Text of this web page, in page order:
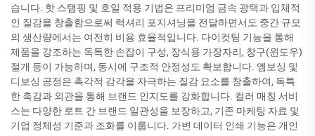
습니다. 핫 스탬핑 및 호일 적용 기법은 프리미엄 금속 광택과 입체적
인 질감을 창출함으로써 럭셔리 포지셔닝을 전달하면서도 중간 규모
의 생산량에서는 여전히 비용 효율적입니다. 다이컷팅 기능을 통해
제품을 강조하는 독특한 손잡이 구성, 장식용 가장자리, 창구(윈도우)
절개 등이 가능하며, 동시에 구조적 안정성도 확보합니다. 엠보싱 및
디보싱 공정은 촉각적 감각을 자극하는 질감 요소를 창출하여, 독특
한 촉감과 외관을 통해 브랜드 인지도를 강화합니다. 컬러 매칭 서비
스는 다양한 로트 간 브랜드 일관성을 보장하고, 기존 마케팅 자료 및
기업 정체성 기준과 조화를 이룹니다. 가변 데이터 인쇄 기능은 개인